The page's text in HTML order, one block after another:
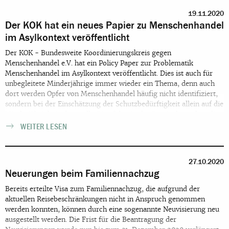
19.11.2020
Der KOK hat ein neues Papier zu Menschenhandel
im Asylkontext veröffentlicht
Der KOK - Bundesweite Koordinierungskreis gegen
Menschenhandel e.V. hat ein Policy Paper zur Problematik
Menschenhandel im Asylkontext veröffentlicht. Dies ist auch für
unbegleitete Minderjährige immer wieder ein Thema, denn auch
dort werden Opfer von Menschenhandel häufig nicht identifiziert,
sondern bei der Einschätzung der Schutzbedürftigkeit allein auf die
Minderjährigkeit angezweifelt wird, wenn Einreisepapiere mit
mögliches Indiz für Menschenhandel anzunehmen, wird
KOK aus: "In der Praxis ist die Identifizierung von Betroffenen von
Menschenhandel und Ausbeutung selbst unter günstigen
Umständen kompliziert. Den schutzsuchenden Betroffenen von
Menschenhandel fehlt oftmals ein Verständnis des Phänomens
Menschenhandel und das Wissen hinsichtlich der
Unterstützungsmöglichkeiten und Rechtsansprüche, die ihnen
zustehen. So wissen sie zwar meist sehr genau, dass ihnen Gewalt
WEITER LESEN
27.10.2020
Neuerungen beim Familiennachzug
Bereits erteilte Visa zum Familiennachzug, die aufgrund der
aktuellen Reisebeschränkungen nicht in Anspruch genommen
werden konnten, können durch eine sogenannte Neuvisierung neu
ausgestellt werden. Die Frist für die Beantragung der